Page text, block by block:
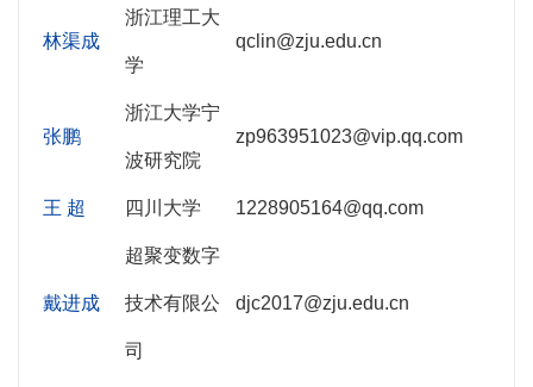
林渠成
浙江理工大
学
qclin@zju.edu.cn
张鹏
浙江大学宁
波研究院
zp963951023@vip.qq.com
王 超 四川大学 1228905164@qq.com
戴进成
超聚变数字
技术有限公
司
djc2017@zju.edu.cn